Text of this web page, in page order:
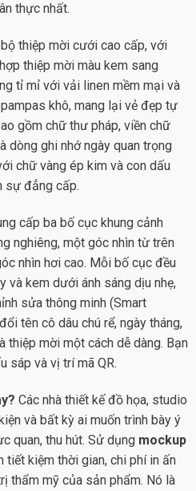
thực nhất.
thiệp mời cưới cao cấp, với
thiệp mời màu kem sang
tỉ mỉ với vải linen mềm mại và
khô, mang lại vẻ đẹp tự
gồm chữ thư pháp, viền chữ
dòng ghi nhớ ngày quan trọng
chữ vàng ép kim và con dấu
sự đẳng cấp.
cấp ba bố cục khung cảnh
nghiêng, một góc nhìn từ trên
nhìn hơi cao. Mỗi bố cục đều
và kem dưới ánh sáng dịu nhẹ,
sửa thông minh (Smart
tên cô dâu chú rể, ngày tháng,
thiệp mời một cách dễ dàng. Bạn
sáp và vị trí mã QR.
Các nhà thiết kế đồ họa, studio
và bất kỳ ai muốn trình bày ý
quan, thu hút. Sử dụng mockup
tiết kiệm thời gian, chi phí in ấn
thẩm mỹ của sản phẩm. Nó là